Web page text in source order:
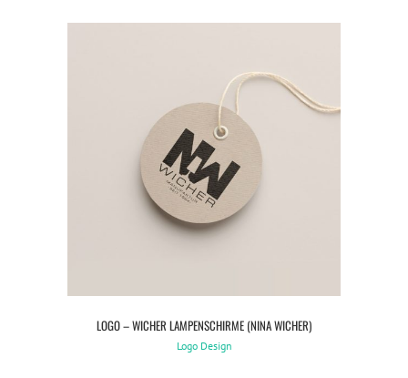
LOGO – WICHER LAMPENSCHIRME (NINA WICHER)
Logo Design